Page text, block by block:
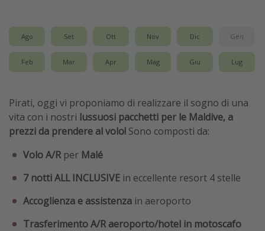
Altri argomenti
Festività del 2026
Città più visitate
Ago Set Ott Nov Dic Gen
Feb Mar Apr Mag Giu Lug
Pirati, oggi vi proponiamo di realizzare il sogno di una
vita con i nostri lussuosi pacchetti per le Maldive, a
prezzi da prendere al volo! Sono composti da:
VoloA/Rper Malé
7 nottiALL INCLUSIVE in eccellente resort 4 stelle
Accoglienza e assistenza in aeroporto
Trasferimento A/R aeroporto/hotel in motoscafo